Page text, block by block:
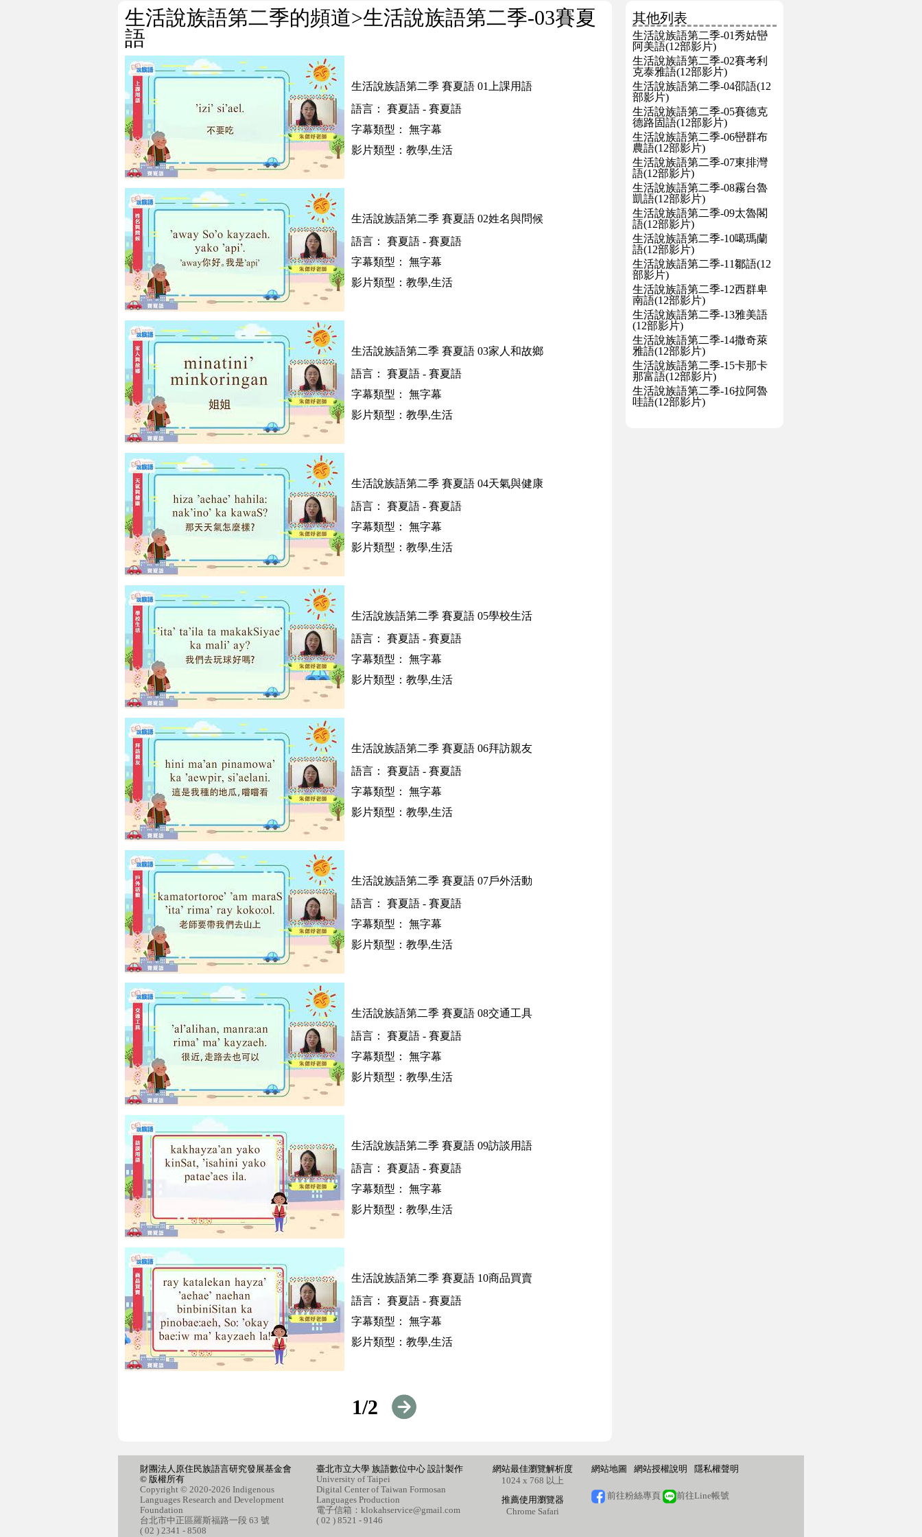
生活說族語第二季的頻道>生活說族語第二季-03賽夏
語
生活說族語第二季 賽夏語 01上課用語
語言： 賽夏語 - 賽夏語
字幕類型： 無字幕
影片類型：教學,生活
生活說族語第二季 賽夏語 02姓名與問候
語言： 賽夏語 - 賽夏語
字幕類型： 無字幕
影片類型：教學,生活
生活說族語第二季 賽夏語 03家人和故鄉
語言： 賽夏語 - 賽夏語
字幕類型： 無字幕
影片類型：教學,生活
生活說族語第二季 賽夏語 04天氣與健康
語言： 賽夏語 - 賽夏語
字幕類型： 無字幕
影片類型：教學,生活
生活說族語第二季 賽夏語 05學校生活
語言： 賽夏語 - 賽夏語
字幕類型： 無字幕
影片類型：教學,生活
生活說族語第二季 賽夏語 06拜訪親友
語言： 賽夏語 - 賽夏語
字幕類型： 無字幕
影片類型：教學,生活
生活說族語第二季 賽夏語 07戶外活動
語言： 賽夏語 - 賽夏語
字幕類型： 無字幕
影片類型：教學,生活
生活說族語第二季 賽夏語 08交通工具
語言： 賽夏語 - 賽夏語
字幕類型： 無字幕
影片類型：教學,生活
生活說族語第二季 賽夏語 09訪談用語
語言： 賽夏語 - 賽夏語
字幕類型： 無字幕
影片類型：教學,生活
生活說族語第二季 賽夏語 10商品買賣
語言： 賽夏語 - 賽夏語
字幕類型： 無字幕
影片類型：教學,生活
1/2
其他列表
生活說族語第二季-01秀姑巒
阿美語(12部影片)
生活說族語第二季-02賽考利
克泰雅語(12部影片)
生活說族語第二季-04邵語(12
部影片)
生活說族語第二季-05賽德克
德路固語(12部影片)
生活說族語第二季-06巒群布
農語(12部影片)
生活說族語第二季-07東排灣
語(12部影片)
生活說族語第二季-08霧台魯
凱語(12部影片)
生活說族語第二季-09太魯閣
語(12部影片)
生活說族語第二季-10噶瑪蘭
語(12部影片)
生活說族語第二季-11鄒語(12
部影片)
生活說族語第二季-12西群卑
南語(12部影片)
生活說族語第二季-13雅美語
(12部影片)
生活說族語第二季-14撒奇萊
雅語(12部影片)
生活說族語第二季-15卡那卡
那富語(12部影片)
生活說族語第二季-16拉阿魯
哇語(12部影片)
財團法人原住民族語言研究發展基金會
© 版權所有
Copyright © 2020-2026 Indigenous
Languages Research and Development
Foundation
台北市中正區羅斯福路一段 63 號
( 02 ) 2341 - 8508
臺北市立大學 族語數位中心 設計製作
University of Taipei
Digital Center of Taiwan Formosan
Languages Production
電子信箱： klokahservice@gmail.com
( 02 ) 8521 - 9146
網站最佳瀏覽解析度
1024 x 768 以上
推薦使用瀏覽器
Chrome Safari
網站地圖 網站授權說明 隱私權聲明
前往粉絲專頁 前往Line帳號